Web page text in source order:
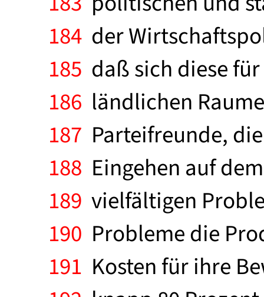
184 der
185 daß sich diese
186 ländlichen
187 Parteifreunde,
188 Eingehen auf
189 vielfältigen
190 Probleme die
191 Kosten für ihre